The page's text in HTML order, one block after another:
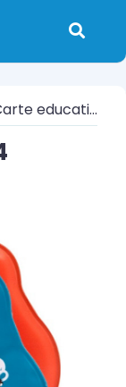
educativa 2/084